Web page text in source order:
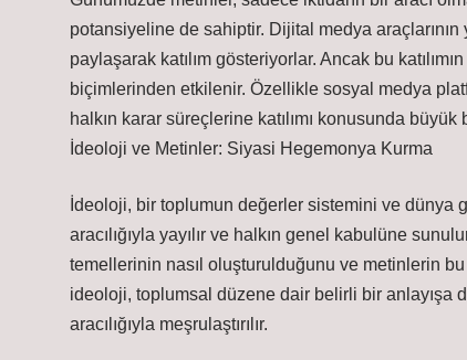
potansiyeline de sahiptir. Dijital medya
paylaşarak katılım gösteriyorlar. Ancak bu
biçimlerinden etkilenir. Özellikle sosyal medya
halkın karar süreçlerine katılımı konusunda büyük
İdeoloji ve Metinler: Siyasi Hegemonya Kurma
İdeoloji, bir toplumun değerler sistemini ve dünya
aracılığıyla yayılır ve halkın genel kabulüne
temellerinin nasıl oluşturulduğunu ve metinlerin
ideoloji, toplumsal düzene dair belirli bir anlayışa
aracılığıyla meşrulaştırılır.